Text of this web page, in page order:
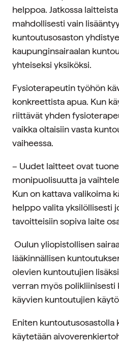
helppoa. Jatkossa
mahdollisesti vain
kuntoutusosaston
kaupunginsairaalan
yhteiseksi yksiköksi.
Fysioterapeutin työhön
konkreettista apua. Kun
riittävät yhden
vaikka oltaisiin vasta
vaiheessa.
– Uudet laitteet ovat
monipuolisuutta ja
Kun on kattava valikoima
helppo valita yksilöllisesti
tavoitteisiin sopiva laite
Oulun yliopistollisen
lääkinnällisen
olevien kuntoutujien
verran myös polikliinisesti
käyvien kuntoutujien
Eniten kuntoutusosastolla
käytetään